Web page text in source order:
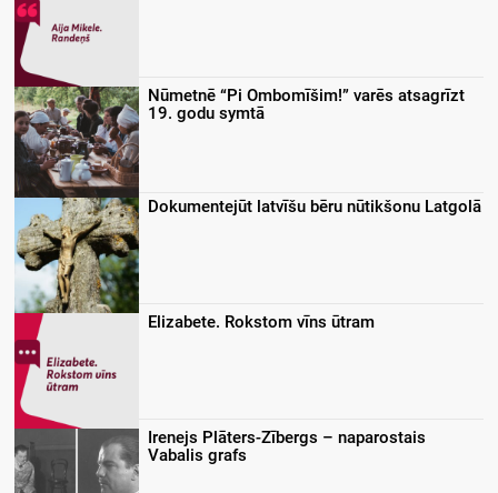
Nūmetnē “Pi Ombomīšim!” varēs atsagrīzt
19. godu symtā
Dokumentejūt latvīšu bēru nūtikšonu Latgolā
Elizabete. Rokstom vīns ūtram
Irenejs Plāters-Zībergs – naparostais
Vabalis grafs